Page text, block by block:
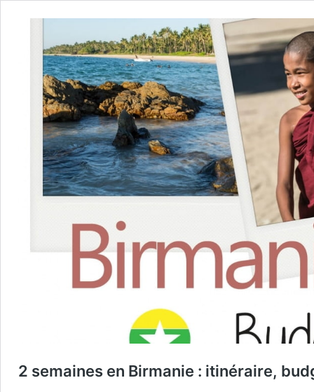
2 semaines en Birmanie : itinéraire,